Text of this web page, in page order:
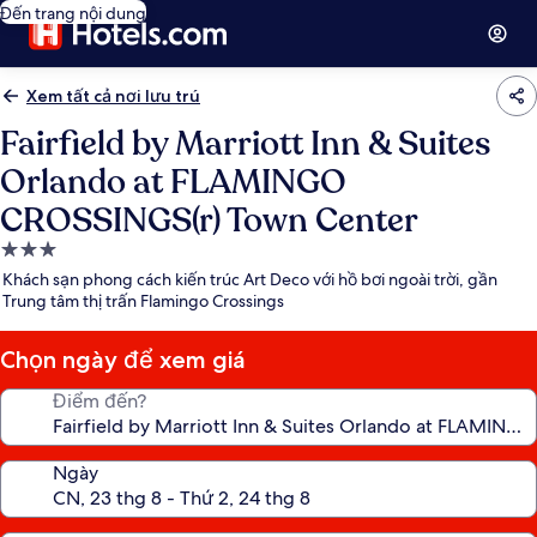
Đến trang nội dung
Xem tất cả nơi lưu trú
Fairfield by Marriott Inn & Suites
Orlando at FLAMINGO
CROSSINGS(r) Town Center
Nơi
lưu
trú
3.0
sao
Khách sạn phong cách kiến trúc Art Deco với hồ bơi ngoài trời, gần
Trung tâm thị trấn Flamingo Crossings
Chọn ngày để xem giá
Điểm đến?
Ngày